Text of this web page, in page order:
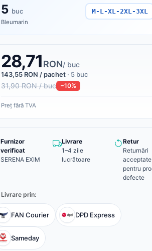
5 buc
Bleumarin
M-L-XL-2XL-3XL
28,71RON/ buc
143,55 RON / pachet · 5 buc
31,90 RON / buc −10%
Preț fără TVA
Furnizor
verificat
SERENA EXIM
Livrare
1–4 zile
lucrătoare
Retur
Returnări
pentru
defecte
Livrare prin:
FAN Courier DPD Express
Sameday